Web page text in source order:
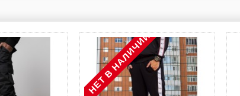
НЕТ В НАЛИЧИИ